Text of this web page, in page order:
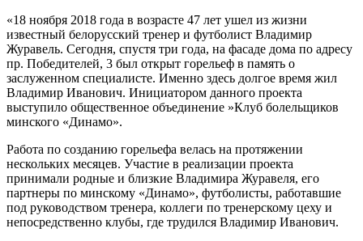
«18 ноября 2018 года в возрасте 47 лет ушел из жизни
известный белорусский тренер и футболист Владимир
Журавель. Сегодня, спустя три года, на фасаде дома по адресу
пр. Победителей, 3 был открыт горельеф в память о
заслуженном специалисте. Именно здесь долгое время жил
Владимир Иванович. Инициатором данного проекта
выступило общественное объединение »Клуб болельщиков
минского «Динамо».
Работа по созданию горельефа велась на протяжении
нескольких месяцев. Участие в реализации проекта
принимали родные и близкие Владимира Журавеля, его
партнеры по минскому «Динамо», футболисты, работавшие
под руководством тренера, коллеги по тренерскому цеху и
непосредственно клубы, где трудился Владимир Иванович.